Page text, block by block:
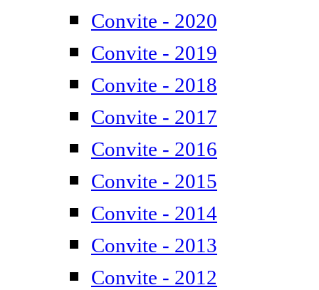
Convite - 2020
Convite - 2019
Convite - 2018
Convite - 2017
Convite - 2016
Convite - 2015
Convite - 2014
Convite - 2013
Convite - 2012